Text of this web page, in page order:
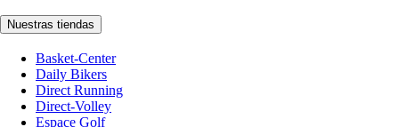
Nuestras tiendas
Basket-Center
Daily Bikers
Direct Running
Direct-Volley
Espace Golf